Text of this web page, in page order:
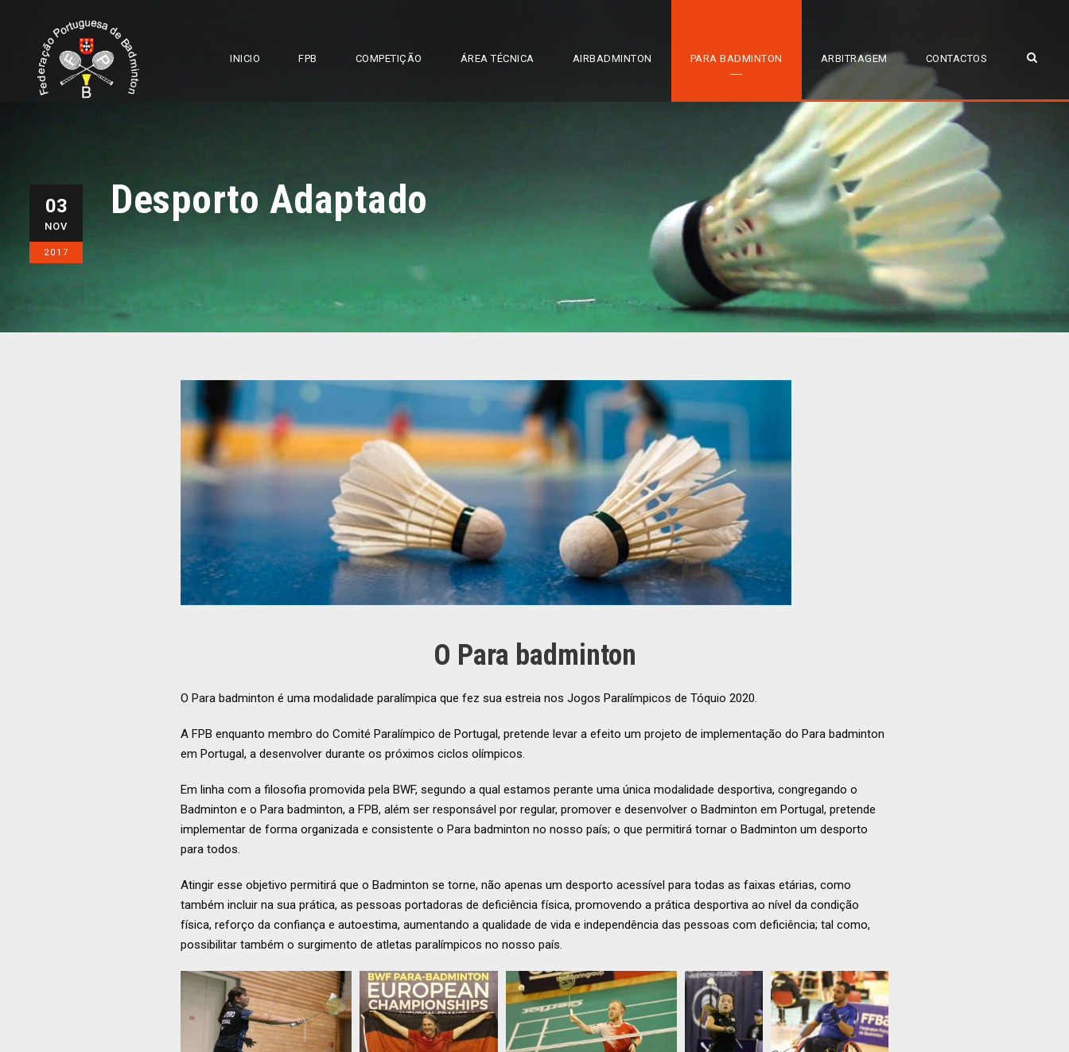
INICIO FPB COMPETIÇÃO ÁREA TÉCNICA AIRBADMINTON PARA BADMINTON ARBITRAGEM CONTACTOS
03
NOV
2017
Desporto Adaptado
O Para badminton
O Para badminton é uma modalidade paralímpica que fez sua estreia nos Jogos Paralímpicos de Tóquio 2020.
A FPB enquanto membro do Comité Paralímpico de Portugal, pretende levar a efeito um projeto de implementação do Para badminton
em Portugal, a desenvolver durante os próximos ciclos olímpicos.
Em linha com a filosofia promovida pela BWF, segundo a qual estamos perante uma única modalidade desportiva, congregando o
Badminton e o Para badminton, a FPB, além ser responsável por regular, promover e desenvolver o Badminton em Portugal, pretende
implementar de forma organizada e consistente o Para badminton no nosso país; o que permitirá tornar o Badminton um desporto
para todos.
Atingir esse objetivo permitirá que o Badminton se torne, não apenas um desporto acessível para todas as faixas etárias, como
também incluir na sua prática, as pessoas portadoras de deficiência física, promovendo a prática desportiva ao nível da condição
física, reforço da confiança e autoestima, aumentando a qualidade de vida e independência das pessoas com deficiência; tal como,
possibilitar também o surgimento de atletas paralímpicos no nosso país.